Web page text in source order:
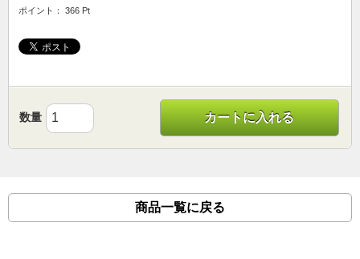
ポイント： 366 Pt
数量 カートに入れる
商品一覧に戻る